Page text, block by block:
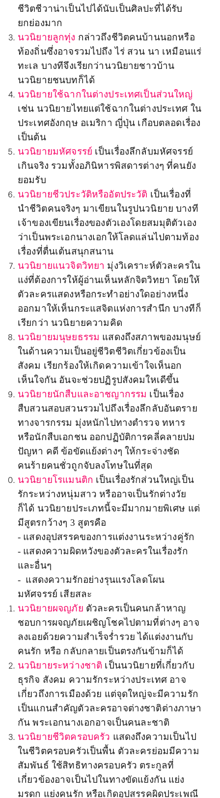
ชีวิตชีวาน่าเป็นไปได้นับเป็นศิลปะที่ได้รับ
ยกย่องมาก
นวนิยายลูกทุ่ง กล่าวถึงชีวิตคนบ้านนอกหรือ
ท้องถิ่นซึ่งอาจรวมไปถึง ไร่ สวน นา เหมือนแร่
ทะเล บางทีจึงเรียกว่านวนิยายชาวบ้าน
นวนิยายชนบทก็ได้
นวนิยายใช้ฉากในต่างประเทศเป็นส่วนใหญ่
เช่น นวนิยายไทยแต่ใช้ฉากในต่างประเทศ ใน
ประเทศอังกฤษ อเมริกา ญี่ปุ่น เกือบตลอดเรื่อง
เป็นต้น
นวนิยายมหัศจรรย์ เป็นเรื่องลึกลับมหัศจรรย์
เกินจริง รวมทั้งอภินิหารพิสดารต่างๆ ที่คนยัง
ยอมรับ
นวนิยายชีวประวัติหรืออัตประวัติ เป็นเรื่องที่
นำชีวิตคนจริงๆ มาเขียนในรูปนวนิยาย บางที
เจ้าของเขียนเรื่องของตัวเองโดยสมมุติตัวเอง
ว่าเป็นพระเอกนางเอกให้โลดแล่นไปตามท้อง
เรื่องที่ตื่นเต้นสนุกสนาน
นวนิยายแนวจิตวิทยา มุ่งวิเคราะห์ตัวละครใน
แง่ที่ต้องการให้ผู้อ่านเห็นหลักจิตวิทยา โดยให้
ตัวละครแสดงหรือกระทำอย่างใดอย่างหนึ่ง
ออกมาให้เห็นกระแสจิตแห่งการสำนึก บางทีก็
เรียกว่า นวนิยายความคิด
นวนิยายมนุษยธรรม แสดงถึงสภาพของมนุษย์
ในด้านความเป็นอยู่ชีวิตชีวิตเกี่ยวข้องเป็น
สังคม เรียกร้องให้เกิดความเข้าใจเห็นอก
เห็นใจกัน อันจะช่วยปฏิรูปสังคมใหเดีขึ้น
นวนิยายนักสืบและอาชญากรรม เป็นเรื่อง
สืบสวนสอบสวนรวมไปถึงเรื่องลึกลับอันตราย
ทางจารกรรม มุ่งหนักไปทางตำรวจ ทหาร
หรือนักสืบเอกชน ออกปฏิบัติการคลี่คลายปม
ปัญหา คดี ข้อขัดแย้งต่างๆ ให้กระจ่างชัด
คนร้ายคนชั่วถูกจับลงโทษในที่สุด
นวนิยายโรแมนติก เป็นเรื่องรักส่วนใหญ่เป็น
รักระหว่างหนุ่มสาว หรืออาจเป็นรักต่างวัย
ก็ได้ นวนิยายประเภทนี้จะมีมากมายพิเศษ แต่
มีสูตรกว้างๆ 3 สูตรคือ
- แสดงอุปสรรคของการแต่งงานระหว่างคู่รัก
- แสดงความผิดหวังของตัวละครในเรื่องรัก
และอื่นๆ
- แสดงความรักอย่างรุนแรงโลดโผน
มหัศจรรย์ เสียสละ
นวนิยายผจญภัย ตัวละครเป็นคนกล้าหาญ
ชอบการผจญภัยเผชิญโชคไปตามที่ต่างๆ อาจ
ลงเอยด้วยความสำเร็จร่ำรวย ได้แต่งงานกับ
คนรัก หรือ กลับกลายเป็นตรงกันข้ามก็ได้
นวนิยายระหว่างชาติ เป็นนวนิยายที่เกี่ยวกับ
ธุรกิจ สังคม ความรักระหว่างประเทศ อาจ
เกี่ยวถึงการเมืองด้วย แต่จุดใหญ่จะมีความรัก
เป็นแกนสำคัญตัวละครอาจต่างชาติต่างภาษา
กัน พระเอกนางเอกอาจเป็นคนละชาติ
นวนิยายชีวิตครอบครัว แสดงถึงความเป็นไป
ในชีวิตครอบครัวเป็นพื้น ตัวละครย่อมมีความ
สัมพันธ์ ใช้สิทธิทางครอบครัว ตระกูลที่
เกี่ยวข้องอาจเป็นไปในทางขัดแย้งกัน แย่ง
มรดก แย่งคนรัก หรือเกิดอุปสรรคผิดประเพณี